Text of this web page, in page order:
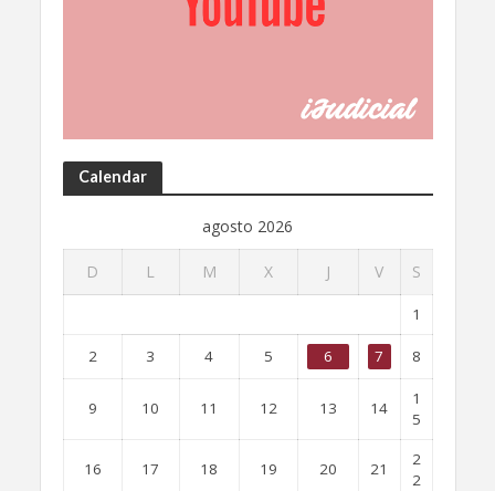
Calendar
agosto 2026
D L M X J V S
1
2 3 4 5 6 7 8
9 10 11 12 13 14
1
5
16 17 18 19 20 21
2
2